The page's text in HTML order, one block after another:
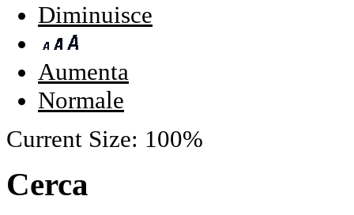
Diminuisce
Aumenta
Normale
Current Size: 100%
Cerca